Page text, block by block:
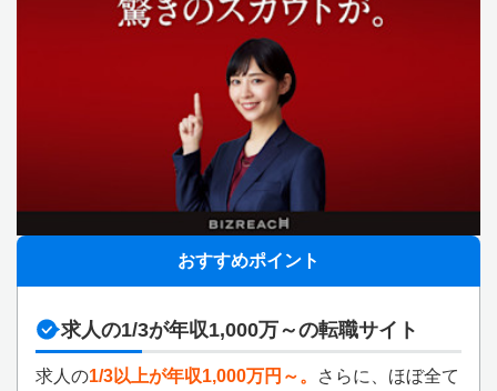
おすすめポイント
求人の1/3が年収1,000万～の転職サイト
求人の1/3以上が年収1,000万円～。
さらに、ほぼ全て